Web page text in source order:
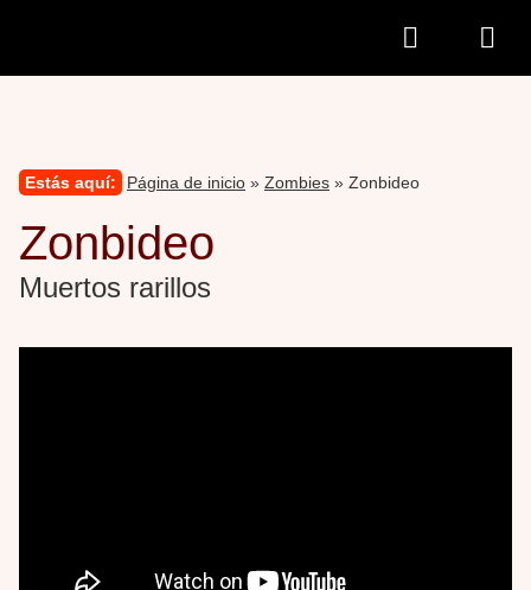
Estás aquí: Página de inicio » Zombies » Zonbideo
Zonbideo
Muertos rarillos